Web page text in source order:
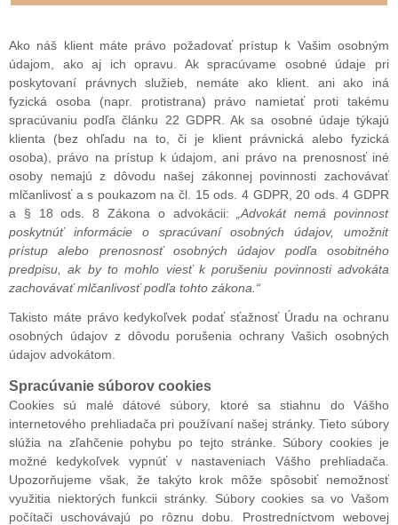
Ako náš klient máte právo požadovať prístup k Vašim osobným
údajom, ako aj ich opravu. Ak spracúvame osobné údaje pri
poskytovaní právnych služieb, nemáte ako klient. ani ako iná
fyzická osoba (napr. protistrana) právo namietať proti takému
spracúvaniu podľa článku 22 GDPR. Ak sa osobné údaje týkajú
klienta (bez ohľadu na to, či je klient právnická alebo fyzická
osoba), právo na prístup k údajom, ani právo na prenosnosť iné
osoby nemajú z dôvodu našej zákonnej povinnosti zachovávať
mlčanlivosť a s poukazom na čl. 15 ods. 4 GDPR, 20 ods. 4 GDPR
a § 18 ods. 8 Zákona o advokácii:
„Advokát nemá povinnosť
poskytnúť informácie o spracúvaní osobných údajov, umožniť
prístup alebo prenosnosť osobných údajov podľa osobitného
predpisu, ak by to mohlo viesť k porušeniu povinnosti advokáta
zachovávať mlčanlivosť podľa tohto zákona.“
Takisto máte právo kedykoľvek podať sťažnosť Úradu na ochranu
osobných údajov z dôvodu porušenia ochrany Vašich osobných
údajov advokátom.
Spracúvanie súborov cookies
Cookies sú malé dátové súbory, ktoré sa stiahnu do Vášho
internetového prehliadača pri používaní našej stránky. Tieto súbory
slúžia na zľahčenie pohybu po tejto stránke. Súbory cookies je
možné kedykoľvek vypnúť v nastaveniach Vášho prehliadača.
Upozorňujeme však, že takýto krok môže spôsobiť nemožnosť
využitia niektorých funkcii stránky. Súbory cookies sa vo Vašom
počítači uschovávajú po rôznu dobu. Prostredníctvom webovej